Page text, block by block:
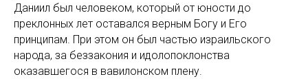
Даниил был человеком, который от юности до
преклонных лет оставался верным Богу и Его
принципам. При этом он был частью израильского
народа, за беззакония и идолопоклонства
оказавшегося в вавилонском плену.